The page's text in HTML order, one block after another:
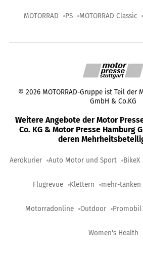
MOTORRAD PS MOTORRAD Classic
© 2026 MOTORRAD-Gruppe ist Teil der
GmbH & Co.KG
Weitere Angebote der Motor
Co. KG & Motor Presse Hamburg
deren
Aerokurier Auto Motor und Sport BikeX
Flugrevue Klettern mehr-tanken
Motorradonline Outdoor Promobil
Women's Health